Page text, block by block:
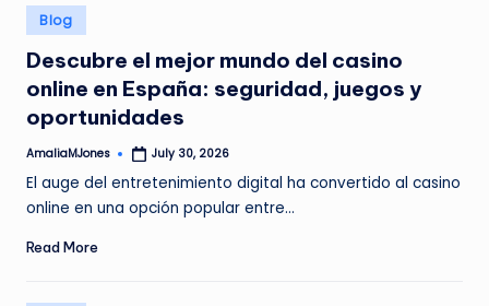
Posted
in
Blog
Descubre el mejor mundo del casino
online en España: seguridad, juegos y
oportunidades
Posted
AmaliaMJones July 30, 2026
El auge del entretenimiento digital ha convertido al casino
online en una opción popular entre…
Read More